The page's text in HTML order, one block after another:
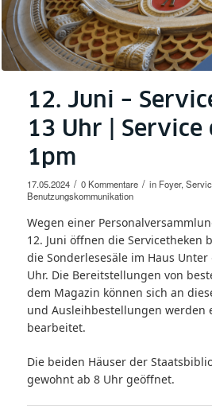
12. Juni –
13 Uhr | Service
1pm
17.05.2024 / 0 Kommentare / in Foyer,
Benutzungskommunikation
Wegen einer
12. Juni öffnen die Servicetheken
die Sonderlesesäle im Haus
Uhr. Die Bereitstellungen von
dem Magazin können sich an
und Ausleihbestellungen werden
bearbeitet.
Die beiden Häuser der
gewohnt ab 8 Uhr geöffnet.